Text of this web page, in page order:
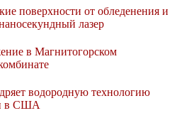
поверхности от обледенения и
лазер
в Магнитогорском
водородную технологию
в США